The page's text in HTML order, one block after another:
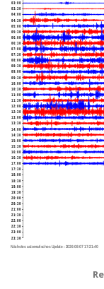
03:00
03:30
04:00
04:30
05:00
05:30
06:00
06:30
07:00
07:30
08:00
08:30
09:00
09:30
10:00
10:30
11:00
11:30
12:00
12:30
13:00
13:30
14:00
14:30
15:00
15:30
16:00
16:30
17:00
17:30
18:00
18:30
19:00
19:30
20:00
20:30
21:00
21:30
22:00
22:30
23:00
23:30
Nächstes automatisches Update : 2026-08-07 17:21:40